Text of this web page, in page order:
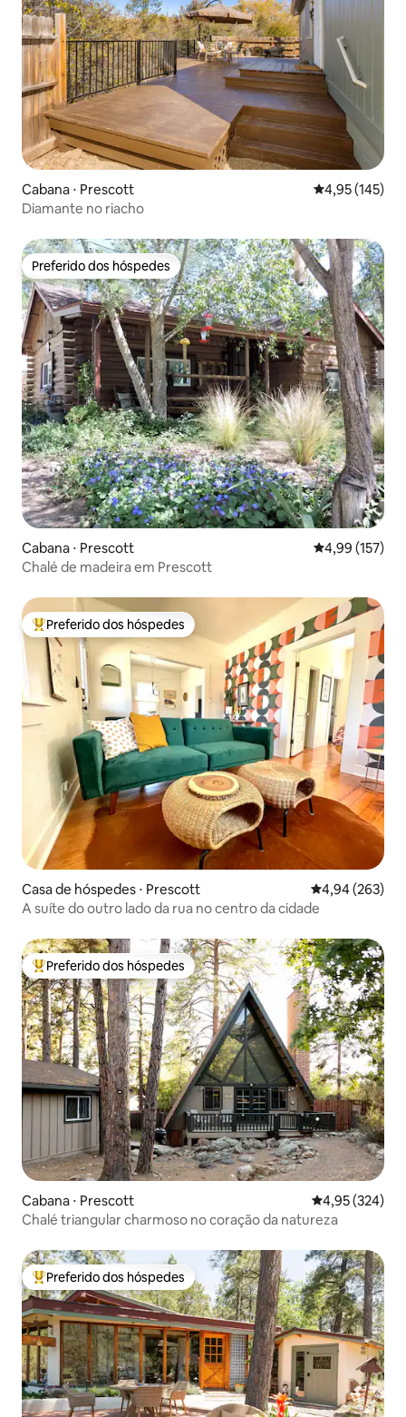
Cabana ⋅ Prescott 4,95 de uma
4,95 (145)
Diamante no riacho
Preferido dos hóspedes
Preferido dos hóspedes
Cabana ⋅ Prescott 4,99 de uma
4,99 (157)
Chalé de madeira em Prescott
Entre os melhores preferidos dos hóspedes
Preferido dos hóspedes
Casa de hóspedes ⋅ Prescott 4,94 de uma
4,94 (263)
A suíte do outro lado da rua no centro da cidade
Entre os melhores preferidos dos hóspedes
Preferido dos hóspedes
Cabana ⋅ Prescott 4,95 de uma
4,95 (324)
Chalé triangular charmoso no coração da natureza
Entre os melhores preferidos dos hóspedes
Preferido dos hóspedes